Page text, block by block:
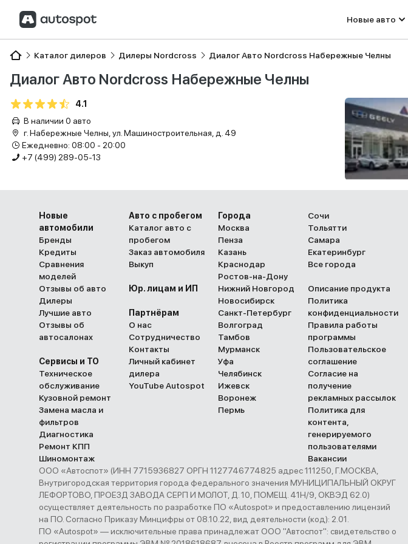
Новые авто
Каталог дилеров Дилеры Nordcross Диалог Авто Nordcross Набережные Челны
Диалог Авто Nordcross Набережные Челны
4.1
В наличии 0 авто
г. Набережные Челны, ул. Машиностроительная, д. 49
Ежедневно: 08:00 - 20:00
+7 (499) 289-05-13
Новые
автомобили
Бренды
Кредиты
Сравнения
моделей
Отзывы об авто
Дилеры
Лучшие авто
Отзывы об
автосалонах
Сервисы и ТО
Техническое
обслуживание
Кузовной ремонт
Замена масла и
фильтров
Диагностика
Ремонт КПП
Шиномонтаж
Авто с пробегом
Каталог авто с
пробегом
Заказ автомобиля
Выкуп
Юр. лицам и ИП
Партнёрам
О нас
Сотрудничество
Контакты
Личный кабинет
дилера
YouTube Autospot
Города
Москва
Пенза
Казань
Краснодар
Ростов-на-Дону
Нижний Новгород
Новосибирск
Санкт-Петербург
Волгоград
Тамбов
Мурманск
Уфа
Челябинск
Ижевск
Воронеж
Пермь
Сочи
Тольятти
Самара
Екатеринбург
Все города
Описание продукта
Политика
конфиденциальности
Правила работы
программы
Пользовательское
соглашение
Согласие на
получение
рекламных рассылок
Политика для
контента,
генерируемого
пользователями
Вакансии
ООО «Автоспот» (ИНН 7715936827 ОРГН 1127746774825 адрес 111250, Г.МОСКВА,
Внутригородская территория города федерального значения МУНИЦИПАЛЬНЫЙ ОКРУГ
ЛЕФОРТОВО, ПРОЕЗД ЗАВОДА СЕРП И МОЛОТ, Д. 10, ПОМЕЩ. 41Н/9, ОКВЭД 62.0)
осуществляет деятельность по разработке ПО «Autospot» и предоставлению лицензий
на ПО. Согласно Приказу Минцифры от 08.10.22, вид деятельности (код): 2.01.
ПО «Autospot» — исключительные права принадлежат ООО "Автоспот": свидетельство о